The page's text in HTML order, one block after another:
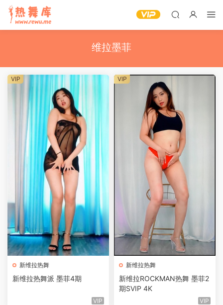
维拉墨菲
新维拉热舞
新维拉热舞派 墨菲4期
VIP
VIP
新维拉热舞
新维拉ROCKMAN热舞 墨菲2
期SVIP 4K
VIP
VIP